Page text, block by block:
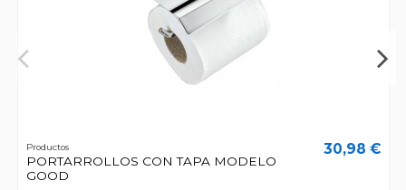
Productos
PORTARROLLOS CON TAPA MODELO
GOOD
30,98 €